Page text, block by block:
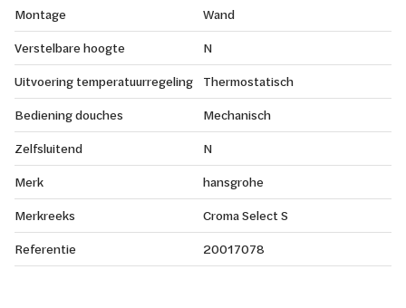
Montage
Wand
Verstelbare hoogte
N
Uitvoering temperatuurregeling
Thermostatisch
Bediening douches
Mechanisch
Zelfsluitend
N
Merk
hansgrohe
Merkreeks
Croma Select S
Referentie
20017078